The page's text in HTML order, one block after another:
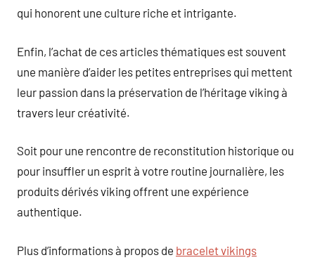
qui honorent une culture riche et intrigante.
Enfin, l’achat de ces articles thématiques est souvent
une manière d’aider les petites entreprises qui mettent
leur passion dans la préservation de l’héritage viking à
travers leur créativité.
Soit pour une rencontre de reconstitution historique ou
pour insuffler un esprit à votre routine journalière, les
produits dérivés viking offrent une expérience
authentique.
Plus d’informations à propos de bracelet vikings